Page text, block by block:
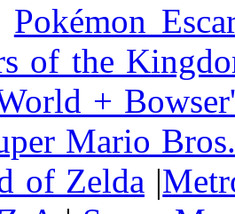
Pokémon
of the
+
Mario
of Zelda |